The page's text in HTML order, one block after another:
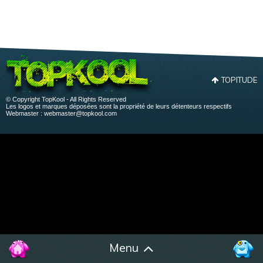
Menu
TOPITUDE
© Copyright TopKool - All Rights Reserved
Les logos et marques déposées sont la propriété de leurs détenteurs respectifs
Webmaster : webmaster@topkool.com